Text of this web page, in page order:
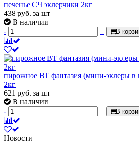
печенье СЧ эклерчики 2кг
438 руб. за шт
В наличии
-
+ В
пирожное ВТ фантазия (мини-эклеры в
2кг.
621 руб. за шт
В наличии
-
+ В
Новости